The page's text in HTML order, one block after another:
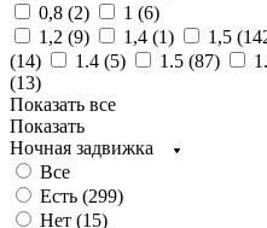
0,8 (2) 1 (6)
1,2 (9) 1,4 (1) 1,5 (
(14) 1.4 (5) 1.5 (87)
(13)
Показать все
Показать
Ночная задвижка
Все
Есть (299)
Нет (15)